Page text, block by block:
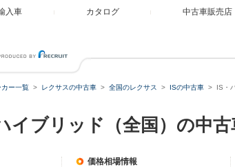
入車 カタログ 中古車販売店
ー一覧 レクサスの中古車 全国のレクサス ISの中古車 IS・
イブリッド（全国）の中古
価格相場情報